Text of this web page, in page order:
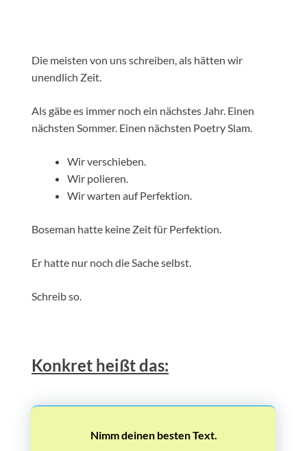
Die meisten von uns schreiben, als hätten wir
unendlich Zeit.
Als gäbe es immer noch ein nächstes Jahr. Einen
nächsten Sommer. Einen nächsten Poetry Slam.
Wir verschieben.
Wir polieren.
Wir warten auf Perfektion.
Boseman hatte keine Zeit für Perfektion.
Er hatte nur noch die Sache selbst.
Schreib so.
Konkret heißt das:
Nimm deinen besten Text.